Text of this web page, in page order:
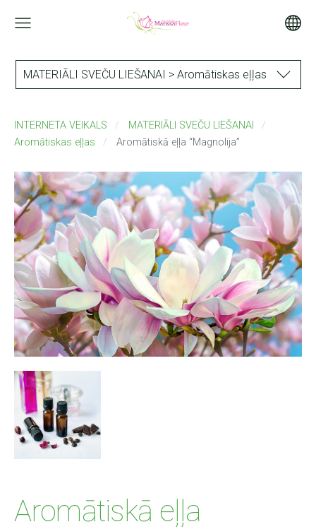
MATERIĀLI SVEČU LIEŠANAI > Aromātiskas eļļas
INTERNETA VEIKALS
MATERIĀLI SVEČU LIEŠANAI
Aromātiskas eļļas
Aromātiskā eļļa “Magnolija”
Aromātiskā eļļa